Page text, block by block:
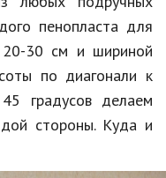
пенопласта для
20-30 см и шириной
по диагонали к
градусов делаем
стороны. Куда и